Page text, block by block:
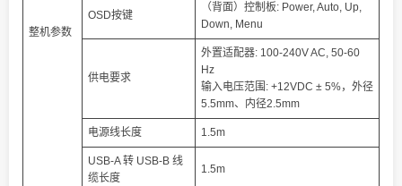
整机参数
OSD按键
（背面）控制板: Power, Auto, Up,
Down, Menu
供电要求
外置适配器: 100-240V AC, 50-60
Hz
输入电压范围: +12VDC ± 5%，外径
5.5mm、内径2.5mm
电源线长度 1.5m
USB-A 转 USB-B 线
缆长度
1.5m